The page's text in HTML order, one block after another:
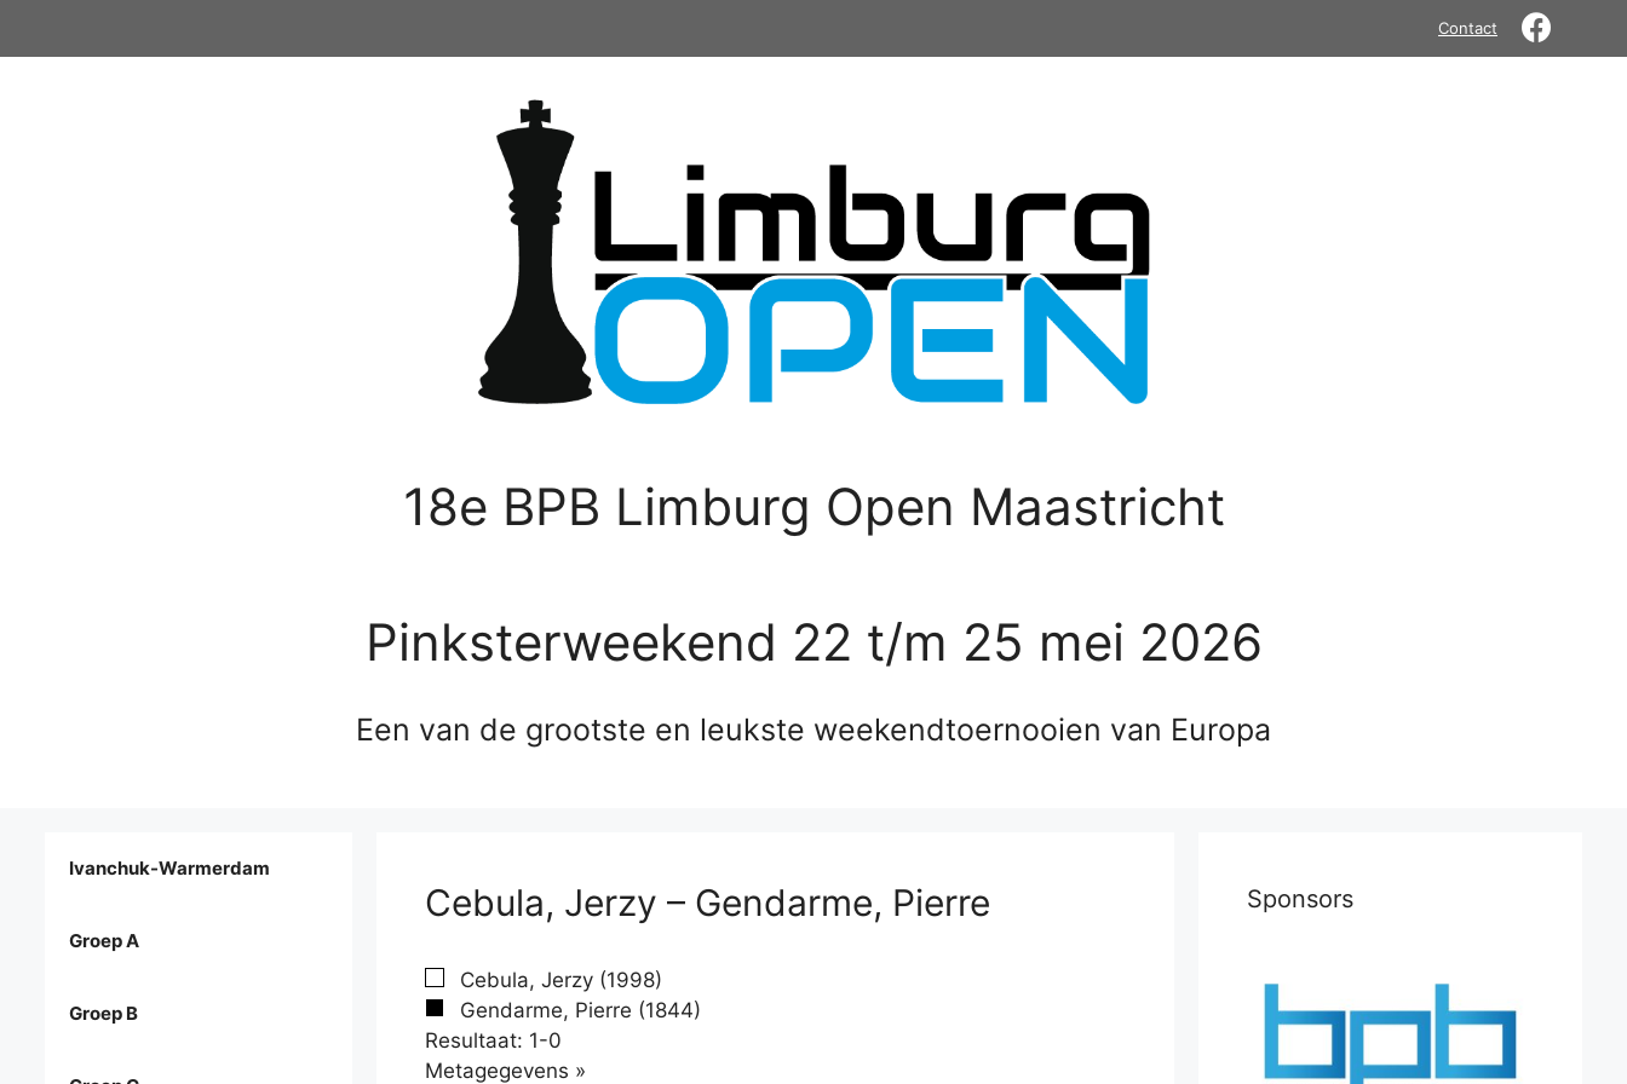
Contact
18e BPB Limburg Open Maastricht
Pinksterweekend 22 t/m 25 mei 2026
Een van de grootste en leukste weekendtoernooien van Europa
Cebula, Jerzy – Gendarme, Pierre
Cebula, Jerzy (1998)
Gendarme, Pierre (1844)
Resultaat: 1-0
Metagegevens »
Ivanchuk-Warmerdam
Groep A
Groep B
Sponsors